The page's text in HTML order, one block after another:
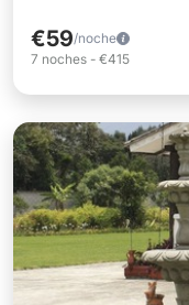
€59/noche
7 noches - €415